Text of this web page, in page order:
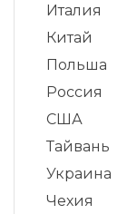
Италия
Китай
Польша
Россия
США
Тайвань
Украина
Чехия